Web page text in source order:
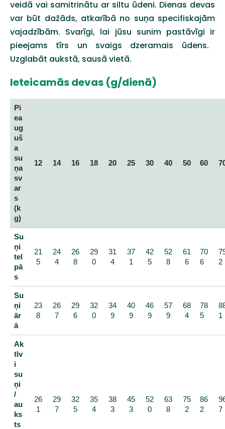
veidā vai samitrinātu ar siltu ūdeni. Dienas devas
var būt dažāds, atkarībā no suņa specifiskajām
vajadzībām. Svarīgi, lai jūsu sunim pastāvīgi ir
pieejams tīrs un svaigs dzeramais ūdens.
Uzglabāt aukstā, sausā vietā.
Ieteicamās devas (g/dienā)
Pi
ea
ug
uš
a
su
ņa
sv
ar
s
(k
g)
12 14 16 18 20 25 30 40 50 60
Su
ņi
tel
pā
s
21
5
24
4
26
8
29
0
31
4
37
1
42
5
52
8
61
6
70
6
2
Su
ņi
ār
ā
23
8
26
7
29
6
32
0
34
9
40
9
46
9
57
9
68
4
78
5
1
Ak
tīv
i
su
ņi
/
au
ks
ts
26
1
29
7
32
5
35
4
38
3
45
3
52
0
63
8
75
2
86
2
7